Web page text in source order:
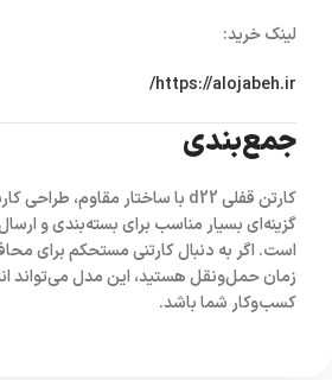
لینک خرید:
https://alojabeh.ir/
جمع‌بندی
کارتن قفلی d22
با ساختار مقاوم، طراحی
گزینه‌ای بسیار مناسب برای بسته‌بندی و
است. اگر به دنبال کارتنی مستحکم برای
زمان حمل‌ونقل هستید، این مدل می‌تواند
کسب‌وکار شما باشد.